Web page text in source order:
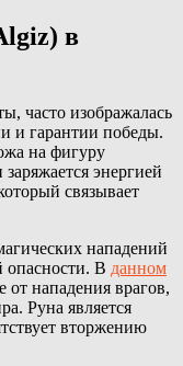
в
часто изображалась
и гарантии победы.
на фигуру
энергией
связывает
нападений
опасности. В данном
от нападения врагов,
Руна является
вторжению